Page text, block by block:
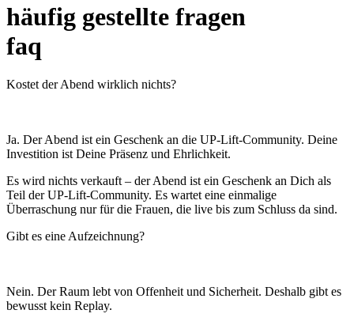
häufig gestellte fragen
faq
Kostet der Abend wirklich nichts?
Ja. Der Abend ist ein Geschenk an die UP‑Lift‑Community. Deine
Investition ist Deine Präsenz und Ehrlichkeit.
Es wird nichts verkauft – der Abend ist ein Geschenk an Dich als
Teil der UP‑Lift‑Community. Es wartet eine einmalige
Überraschung nur für die Frauen, die live bis zum Schluss da sind.
Gibt es eine Aufzeichnung?
Nein. Der Raum lebt von Offenheit und Sicherheit. Deshalb gibt es
bewusst kein Replay.